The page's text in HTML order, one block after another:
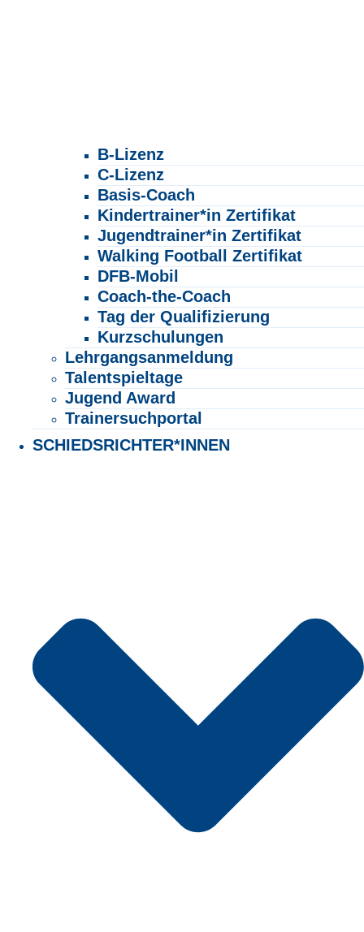
B-Lizenz
C-Lizenz
Basis-Coach
Kindertrainer*in Zertifikat
Jugendtrainer*in Zertifikat
Walking Football Zertifikat
DFB-Mobil
Coach-the-Coach
Tag der Qualifizierung
Kurzschulungen
Lehrgangsanmeldung
Talentspieltage
Jugend Award
Trainersuchportal
SCHIEDSRICHTER*INNEN